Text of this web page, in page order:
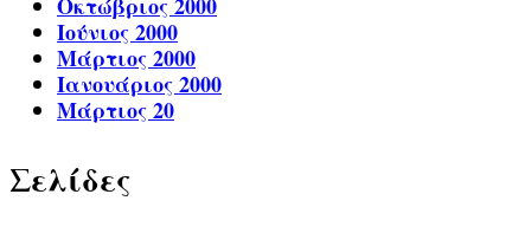
Ιούνιος 2000
Μάρτιος 2000
Ιανουάριος 2000
Μάρτιος 20
Σελίδες